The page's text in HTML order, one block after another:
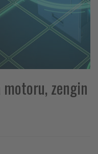
motoru, zengin